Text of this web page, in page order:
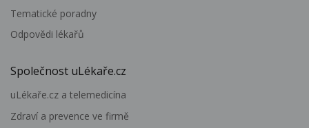
Tematické poradny
Odpovědi lékařů
Společnost uLékaře.cz
uLékaře.cz a telemedicína
Zdraví a prevence ve firmě